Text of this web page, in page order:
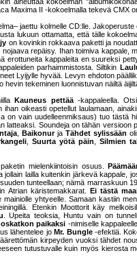
aiheuttaa kokoelman
Maxima II -kokoelmalla tekevä CMX
jaettu kolmelle CD:lle.
lukuun ottamatta, että tälle
on kovinkin rokkaava paketti ja
repäisy. Ihan toimiva kappale,
erottuneita kappaleita en suureksi
parhaimmistosta. Siltikin
Lyijylle hyvää. Levyn ehdoton
hevin tekeminen luonnistuvan näiltä
Kauneus pettää-kappaleella.
ihan oikeasti opetellut laulamaan,
on vain uudelleenmiksaus) tuo tästä
latteaksi. Soundeja on tähän
, Baikonurja Tähdet sylissään
, Suurta yötä päin, Silmien
mielenkiintoisin osuus.
jollain lailla kuitenkin järkevä kappale,
tunteellaan; nämä marraskuun
Atrian käristemakkarat.
Ei tästä
yhtyeelle. Samaan kastiin
Etenkin Moottorit käy
. Upeita teoksia, Huntu vain on
paikaksi -nimiselle
lähentelee jo Mr. Bungle-efektiä.
kirpeyden vuoksi tähdet
tutustuvalle kuin myös kierosta